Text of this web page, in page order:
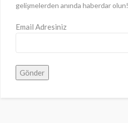
gelişmelerden anında haberdar olun!
Email Adresiniz